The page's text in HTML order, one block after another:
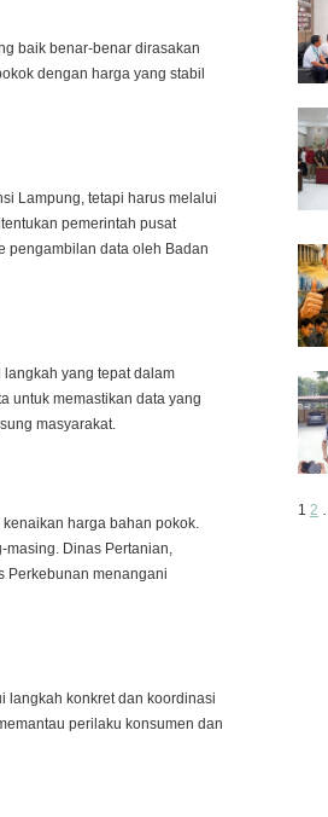
baik benar-benar dirasakan
dengan harga yang stabil
Lampung, tetapi harus melalui
pemerintah pusat
pengambilan data oleh Badan
yang tepat dalam
untuk memastikan data yang
masyarakat.
harga bahan pokok.
Dinas Pertanian,
Perkebunan menangani
langkah konkret dan koordinasi
perilaku konsumen dan
Page:
1 2